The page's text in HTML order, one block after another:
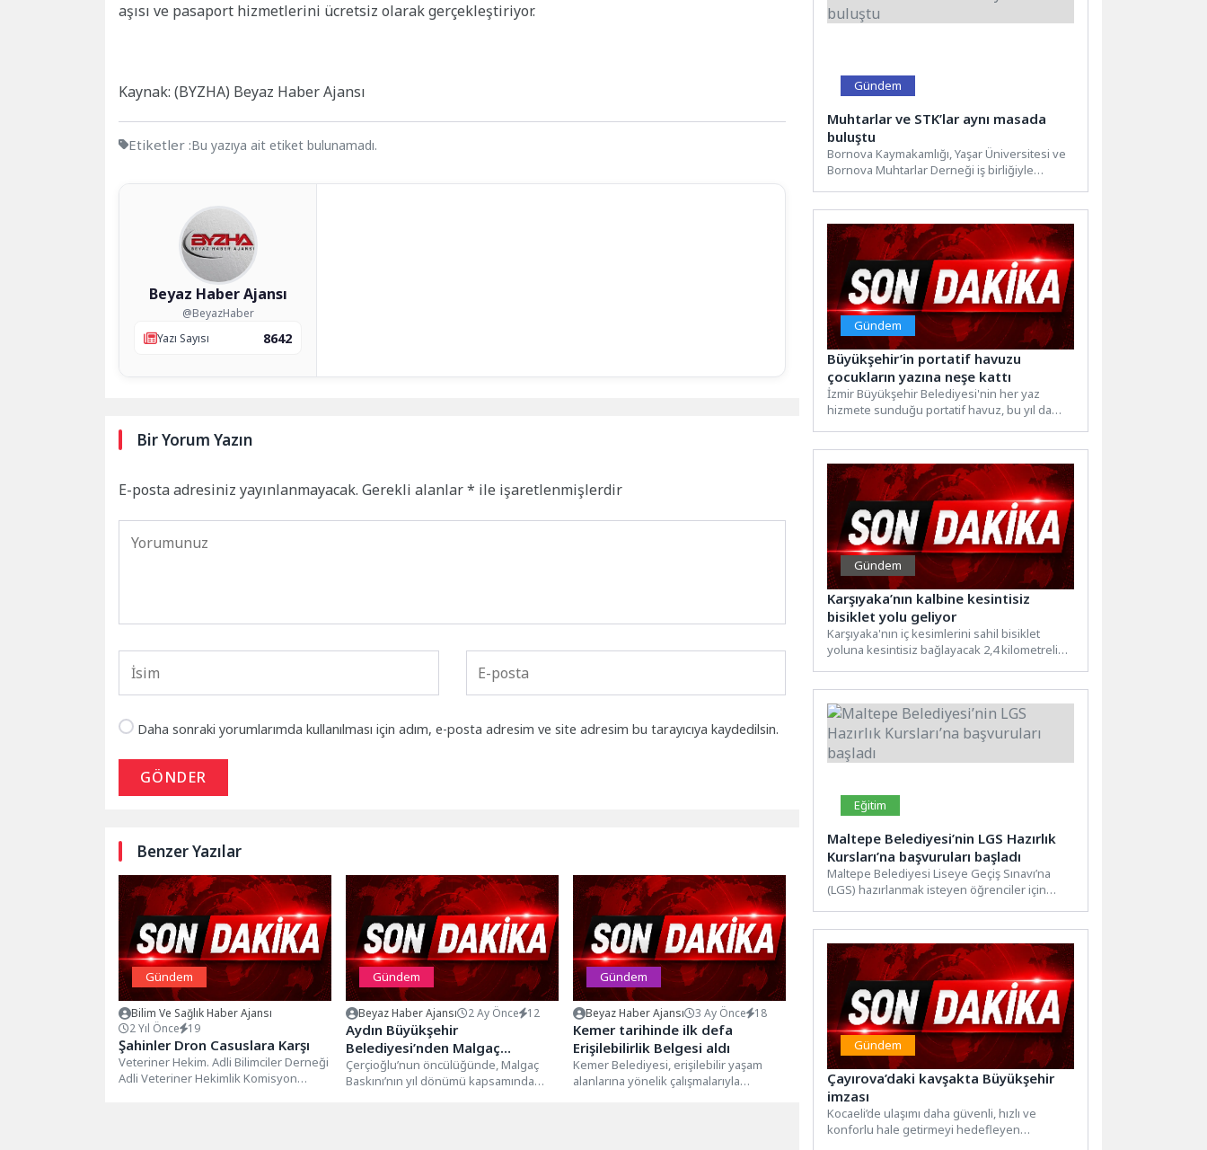
aşısı ve pasaport hizmetlerini ücretsiz olarak gerçekleştiriyor.
Kaynak: (BYZHA) Beyaz Haber Ajansı
Etiketler :Bu yazıya ait etiket bulunamadı.
Beyaz Haber Ajansı
@BeyazHaber
Yazı Sayısı
8642
Bir Yorum Yazın
E-posta adresiniz yayınlanmayacak. Gerekli alanlar* ile işaretlenmişlerdir
Daha sonraki yorumlarımda kullanılması için adım, e-posta adresim ve site adresim bu tarayıcıya kaydedilsin.
GÖNDER
Benzer Yazılar
Gündem
Bilim Ve Sağlık Haber Ajansı
2 Yıl Önce
19
Şahinler Dron Casuslara Karşı
Veteriner Hekim. Adli Bilimciler Derneği
Adli Veteriner Hekimlik Komisyon
Gündem
Beyaz Haber Ajansı 2 Ay Önce 12
Aydın Büyükşehir
Belediyesi’nden Malgaç
Baskını’nın Yıl Dönümünde
Anlamlı Yürüyüş
Çerçioğlu’nun öncülüğünde, Malgaç
Baskını’nın yıl dönümü kapsamında
Gündem
Beyaz Haber Ajansı 3 Ay Önce 18
Kemer tarihinde ilk defa
Erişilebilirlik Belgesi aldı
Kemer Belediyesi, erişilebilir yaşam
alanlarına yönelik çalışmalarıyla
Gündem
Muhtarlar ve STK’lar aynı masada
buluştu
Bornova Kaymakamlığı, Yaşar Üniversitesi ve
Bornova Muhtarlar Derneği iş birliğiyle
Gündem
Büyükşehir’in portatif havuzu
çocukların yazına neşe kattı
İzmir Büyükşehir Belediyesi'nin her yaz
hizmete sunduğu portatif havuz, bu yıl da
Gündem
Karşıyaka’nın kalbine kesintisiz
bisiklet yolu geliyor
Karşıyaka'nın iç kesimlerini sahil bisiklet
yoluna kesintisiz bağlayacak 2,4 kilometrelik
Eğitim
Maltepe Belediyesi’nin LGS Hazırlık
Kursları’na başvuruları başladı
Maltepe Belediyesi Liseye Geçiş Sınavı’na
(LGS) hazırlanmak isteyen öğrenciler için
Gündem
Çayırova’daki kavşakta Büyükşehir
imzası
Kocaeli’de ulaşımı daha güvenli, hızlı ve
konforlu hale getirmeyi hedefleyen